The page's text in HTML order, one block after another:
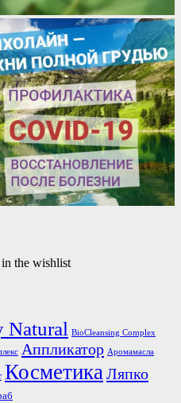
the wishlist
Natural BioCleansing Complex
Аппликатор Аромамасла
Косметика Ляпко